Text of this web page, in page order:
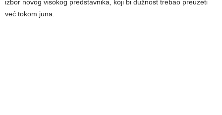
izbor novog visokog predstavnika, koji bi dužnost trebao preuzeti
već tokom juna.